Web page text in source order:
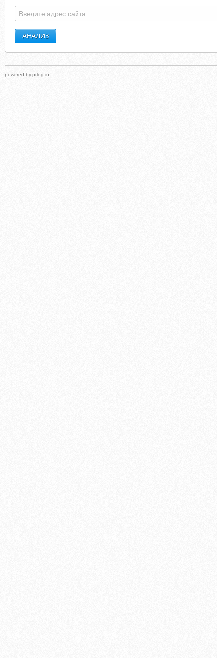
powered by prlog.ru